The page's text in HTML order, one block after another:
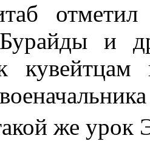
отметил
и
же